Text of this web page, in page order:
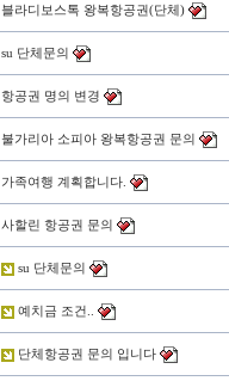
블라디보스톡 왕복항공권(단체)
su 단체문의
항공권 명의 변경
불가리아 소피아 왕복항공권 문의
가족여행 계획합니다.
사할린 항공권 문의
su 단체문의
예치금 조건..
단체항공권 문의 입니다